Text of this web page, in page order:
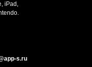
iPad,
s.ru